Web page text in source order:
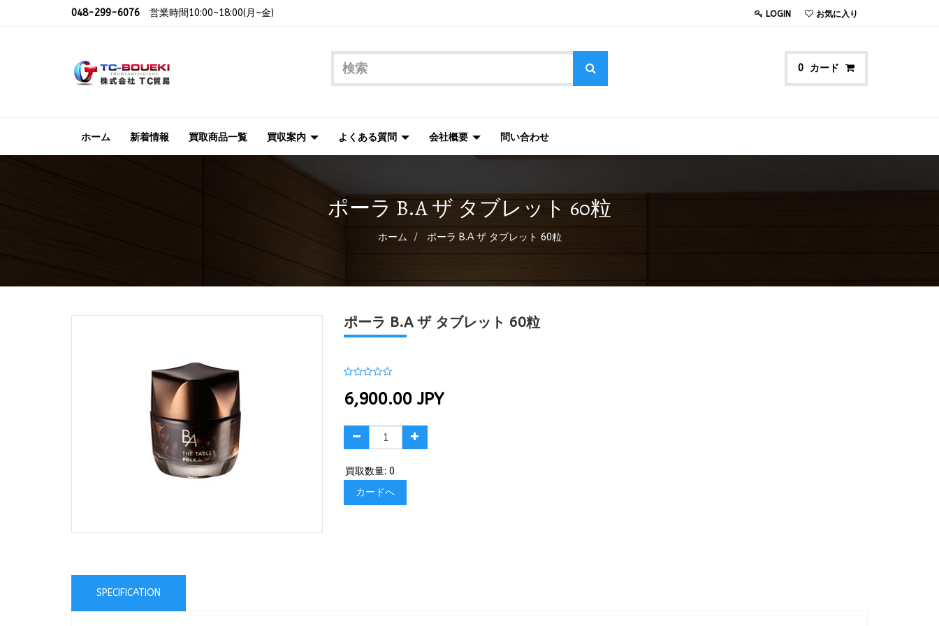
048-299-6076 営業時間10:00~18:00(月~金) LOGIN お気に入り
0 カード
ホーム 新着情報 買取商品一覧 買収案内 よくある質問 会社概要 問い合わせ
ポーラ B.A ザ タブレット 60粒
ホーム ポーラ B.A ザ タブレット 60粒
ポーラ B.A ザ タブレット 60粒
6,900.00 JPY
買取数量: 0
カードへ
SPECIFICATION